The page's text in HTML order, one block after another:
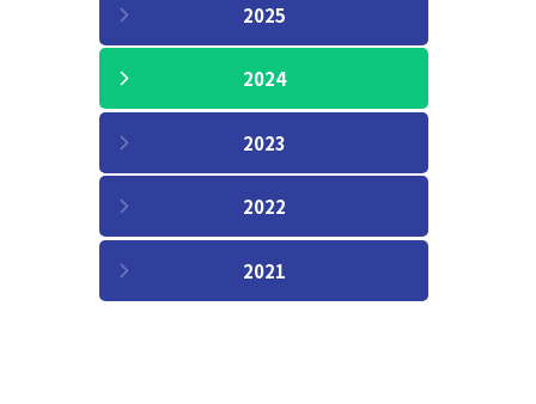
2025
2024
2023
2022
2021